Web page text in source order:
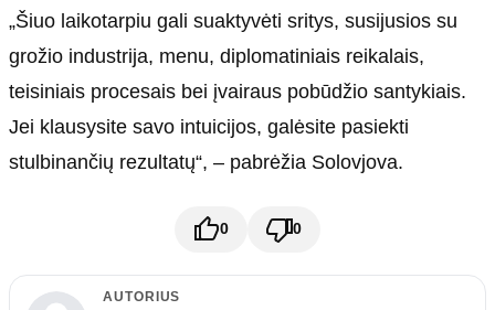
„Šiuo laikotarpiu gali suaktyvėti sritys, susijusios su
grožio industrija, menu, diplomatiniais reikalais,
teisiniais procesais bei įvairaus pobūdžio santykiais.
Jei klausysite savo intuicijos, galėsite pasiekti
stulbinančių rezultatų“, – pabrėžia Solovjova.
0 0
AUTORIUS